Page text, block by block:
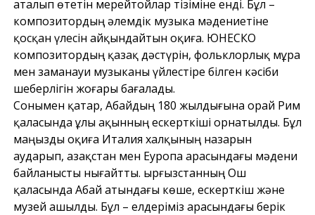
аталып өтетін мерейтойлар тізіміне енді. Бұл –
композитордың әлемдік музыка мәдениетіне
қосқан үлесін айқындайтын оқиға. ЮНЕСКО
композитордың қазақ дәстүрін, фольклорлық мұра
мен заманауи музыканы үйлестіре білген кәсіби
шеберлігін жоғары бағалады.
Сонымен қатар, Абайдың 180 жылдығына орай Рим
қаласында ұлы ақынның ескерткіші орнатылды. Бұл
маңызды оқиға Италия халқының назарын
аударып, Қазақстан мен Еуропа арасындағы мәдени
байланысты нығайтты. Қырғызстанның Ош
қаласында Абай атындағы көше, ескерткіш және
музей ашылды. Бұл – елдеріміз арасындағы берік